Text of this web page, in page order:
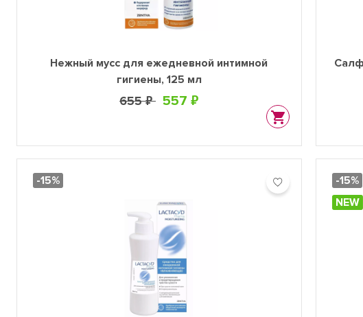
Нежный мусс для ежедневной интимной
гигиены, 125 мл
655 ₽ 557 ₽
-15%
-15%
NEW